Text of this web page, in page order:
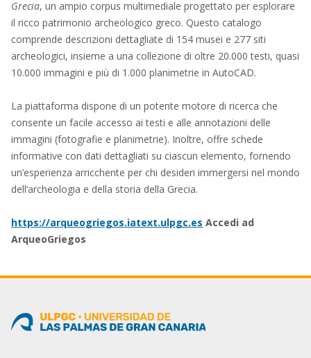
Grecia, un ampio corpus multimediale progettato per esplorare
il ricco patrimonio archeologico greco. Questo catalogo
comprende descrizioni dettagliate di 154 musei e 277 siti
archeologici, insieme a una collezione di oltre 20.000 testi, quasi
10.000 immagini e più di 1.000 planimetrie in AutoCAD.
La piattaforma dispone di un potente motore di ricerca che
consente un facile accesso ai testi e alle annotazioni delle
immagini (fotografie e planimetrie). Inoltre, offre schede
informative con dati dettagliati su ciascun elemento, fornendo
un’esperienza arricchente per chi desideri immergersi nel mondo
dell’archeologia e della storia della Grecia.
https://arqueogriegos.iatext.ulpgc.es Accedi ad
ArqueoGriegos